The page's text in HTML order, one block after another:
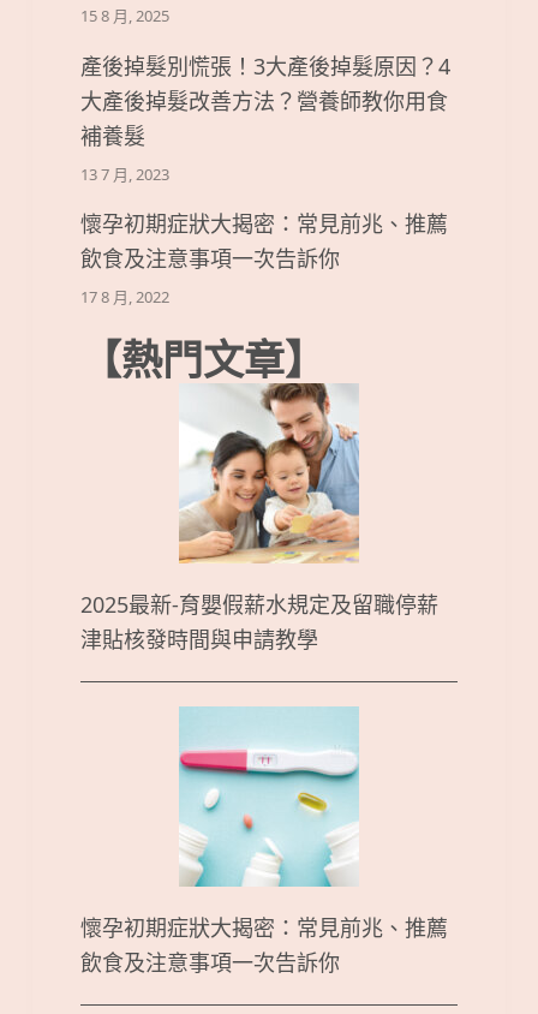
15 8 月, 2025
產後掉髮別慌張！3大產後掉髮原因？4
大產後掉髮改善方法？營養師教你用食
補養髮
13 7 月, 2023
懷孕初期症狀大揭密：常見前兆、推薦
飲食及注意事項一次告訴你
17 8 月, 2022
【熱門文章】
2025最新-育嬰假薪水規定及留職停薪
津貼核發時間與申請教學
懷孕初期症狀大揭密：常見前兆、推薦
飲食及注意事項一次告訴你